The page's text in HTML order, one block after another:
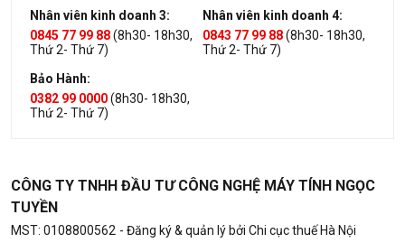
3. Tại sao nên mua Ổ cứng HDD
Seagate 1T tại Ngọc Tuyền computer?
Công ty máy tính Ngọc Tuyền là nơi
+ Sản phẩm chính hãng, thương hiệu đẳng cấp.
+ Chất lượng tuyệt vời, chạy mượn không giật đơ.
Nhân viên kinh doanh 3:
0845 77 99 88(8h30- 18h30,
Thứ 2- Thứ 7)
Nhân viên kinh doanh 4:
0843 77 99 88(8h30- 18h30,
Thứ 2- Thứ 7)
Bảo Hành:
0382 99 0000(8h30- 18h30,
Thứ 2- Thứ 7)
CÔNG TY TNHH ĐẦU TƯ CÔNG NGHỆ MÁY TÍNH NGỌC
TUYỀN
MST: 0108800562 - Đăng ký & quản lý bởi Chi cục thuế Hà Nội